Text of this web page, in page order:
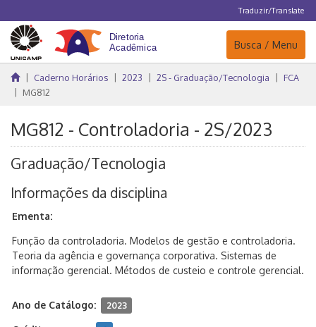
Traduzir/Translate
Navegação
Busca / Menu
Caderno Horários 2023 2S - Graduação/Tecnologia
FCA
MG812
MG812 - Controladoria - 2S/2023
Graduação/Tecnologia
Informações da disciplina
Ementa:
Função da controladoria. Modelos de gestão e controladoria.
Teoria da agência e governança corporativa. Sistemas de
informação gerencial. Métodos de custeio e controle gerencial.
Ano de Catálogo: 2023